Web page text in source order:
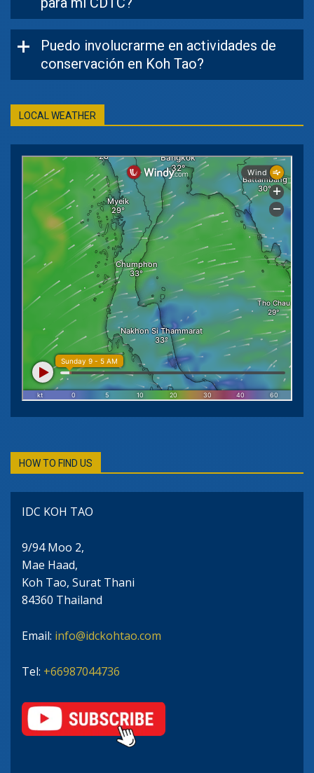
Puedo involucrarme en actividades de
conservación en Koh Tao?
LOCAL WEATHER
HOW TO FIND US
IDC KOH TAO
9/94 Moo 2,
Mae Haad,
Koh Tao, Surat Thani
84360 Thailand
Email: info@idckohtao.com
Tel: +66987044736